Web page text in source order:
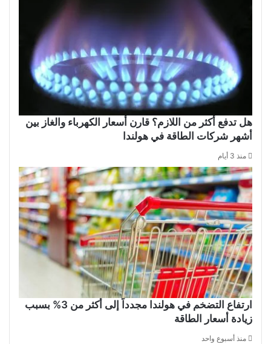
هل تدفع أكثر من اللازم؟ قارن أسعار الكهرباء والغاز بين
أشهر شركات الطاقة في هولندا
منذ 3 أيام
ارتفاع التضخم في هولندا مجدداً إلى أكثر من 3% بسبب
زيادة أسعار الطاقة
منذ أسبوع واحد